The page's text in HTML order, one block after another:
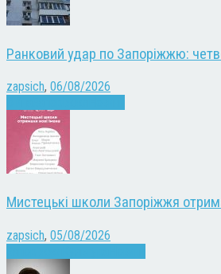
Ранковий удар по Запоріжжю:
zapsich, 06/08/2026
Мистецькі школи Запоріжжя
zapsich, 05/08/2026